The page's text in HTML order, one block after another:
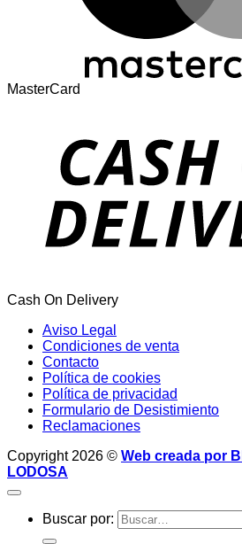
MasterCard
Cash On Delivery
Aviso Legal
Condiciones de venta
Contacto
Política de cookies
Política de privacidad
Formulario de Desistimiento
Reclamaciones
Copyright 2026 © Web creada por
LODOSA
Buscar por: